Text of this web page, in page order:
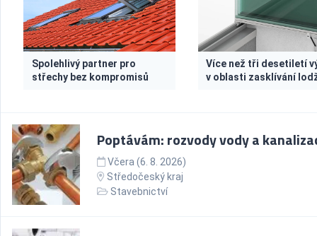
Spolehlivý partner pro
střechy bez kompromisů
Více než tři desetiletí
v oblasti zasklívání
Poptávám: rozvody vody a
Včera (6. 8. 2026)
Středočeský kraj
Stavebnictví